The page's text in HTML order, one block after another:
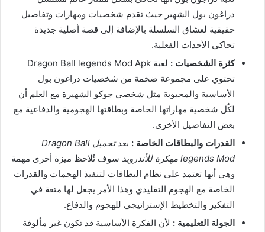
دراغون بول الشهير حيث تقدم شخصيات ومهارات وتفاصيل
حقيقية لعشاق السلسلة بالإضافة إلى قصة أصلية جديدة
تحاكي الأحداث الفعلية.
كثرة الشخصيات :
لعبة Dragon Ball legends Mod Apk
تحتوي على مجموعة ضخمة من شخصيات دراغون بول
الأساسية والمحبوبة مثل شخصي جوكو الشهيرة مع العلم أن
لكٌل شخصية مهاراتها الخاصة وبطاقتها الهجومية والدفاعية مع
بعض التفاصيل الأخرى.
القدرات والبطاقات الخاصة : بعد
تحميل Dragon Ball
legends Mod مهكرة للأندرويد
سوف تٌلاحظ ميزة أخرى مهمة
وهي أنها تعتمد على نظام البطاقات لتنفيذ الهجمات والقدرات
الخاصة مع الهجوم التقليدي وهذا الأمر يجعل لها متعة في
التفكير والتخطيط الإستراتيجي للهجوم والدفاع.
الجولة التعليمية : لأن الفكرة الأساسية قد تكون غير مألوفة